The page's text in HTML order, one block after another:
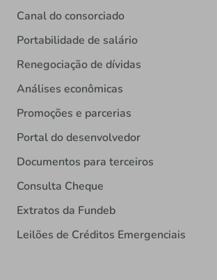
Canal do consorciado
Portabilidade de salário
Renegociação de dívidas
Análises econômicas
Promoções e parcerias
Portal do desenvolvedor
Documentos para terceiros
Consulta Cheque
Extratos da Fundeb
Leilões de Créditos Emergenciais